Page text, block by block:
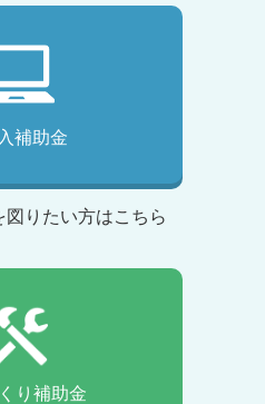
補助金
図りたい方はこちら
り補助金